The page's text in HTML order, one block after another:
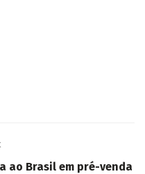
ao Brasil em pré-venda